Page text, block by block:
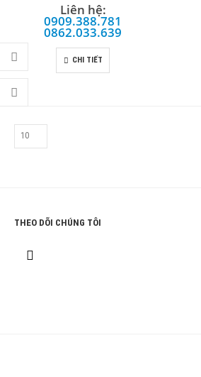
Liên hệ:
0909.388.781
0862.033.639
CHI TIẾT
THEO DÕI CHÚNG TÔI